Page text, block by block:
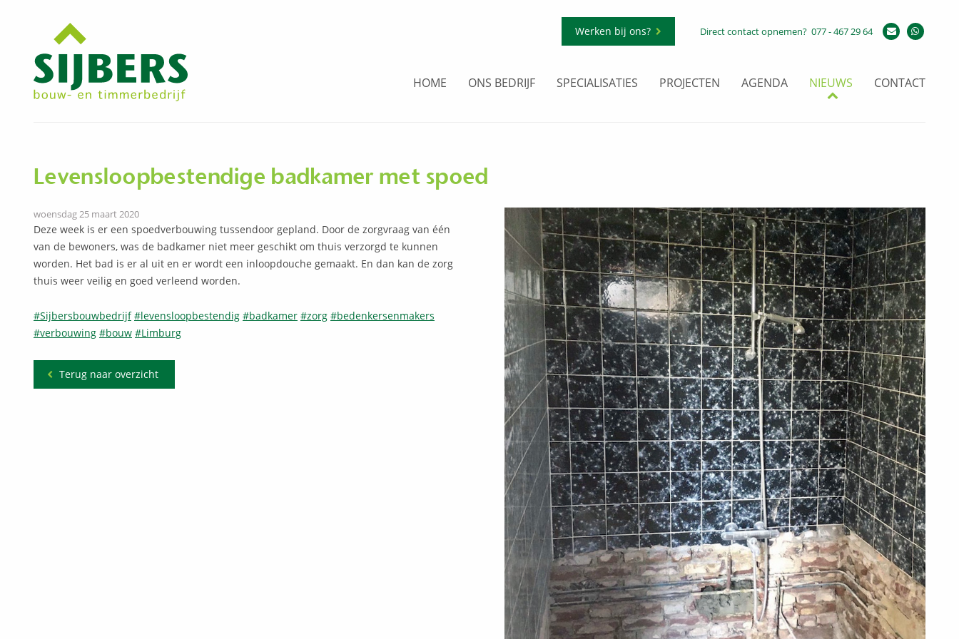
Werken bij ons? Direct contact opnemen? 077 - 467 29 64
HOME ONS BEDRIJF SPECIALISATIES PROJECTEN AGENDA NIEUWS CONTACT
Levensloopbestendige badkamer met spoed
woensdag 25 maart 2020
Deze week is er een spoedverbouwing tussendoor gepland. Door de zorgvraag van één
van de bewoners, was de badkamer niet meer geschikt om thuis verzorgd te kunnen
worden. Het bad is er al uit en er wordt een inloopdouche gemaakt. En dan kan de zorg
thuis weer veilig en goed verleend worden.
#Sijbersbouwbedrijf #levensloopbestendig #badkamer #zorg #bedenkersenmakers
#verbouwing #bouw #Limburg
Terug naar overzicht